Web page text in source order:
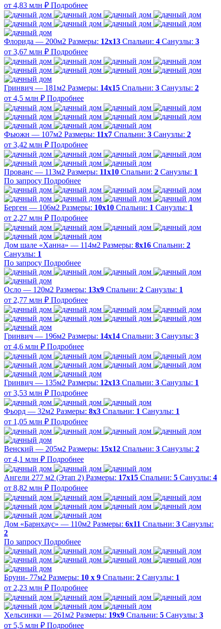
от 4,83 млн ₽ Подробнее
Флорида — 200м2 Размеры: 12х13 Спальни: 4 Санузлы: 3
от 3,67 млн ₽ Подробнее
Гринвич — 181м2 Размеры: 14х15 Спальни: 3 Санузлы: 2
от 4,5 млн ₽ Подробнее
Фьюжн — 107м2 Размеры: 11х7 Спальни: 3 Санузлы: 2
от 3,42 млн ₽ Подробнее
Прованс — 113м2 Размеры: 11х10 Спальни: 2 Санузлы: 1
По запросу Подробнее
Берген — 106м2 Размеры: 10х10 Спальни: 1 Санузлы: 1
от 2,27 млн ₽ Подробнее
Дом шале «Ханна» — 114м2 Размеры: 8х16 Спальни: 2
Санузлы: 1
По запросу Подробнее
Осло — 120м2 Размеры: 13х9 Спальни: 2 Санузлы: 1
от 2,77 млн ₽ Подробнее
Гринвич — 196м2 Размеры: 14х14 Спальни: 3 Санузлы: 3
от 4,6 млн ₽ Подробнее
Гринвич — 135м2 Размеры: 12х13 Спальни: 3 Санузлы: 1
от 3,53 млн ₽ Подробнее
Фьорд — 32м2 Размеры: 8х3 Спальни: 1 Санузлы: 1
от 1,05 млн ₽ Подробнее
Венский — 205м2 Размеры: 15х12 Спальни: 3 Санузлы: 2
от 4,1 млн ₽ Подробнее
Ангели 277 м2 (Этап 2) Размеры: 17х15 Спальни: 5 Санузлы: 4
от 8,82 млн ₽ Подробнее
Дом «Барнхаус» — 110м2 Размеры: 6х11 Спальни: 3 Санузлы:
2
По запросу Подробнее
Бруни- 77м2 Размеры: 10 х 9 Спальни: 2 Санузлы: 1
от 2,23 млн ₽ Подробнее
Хельсинки — 261м2 Размеры: 19х9 Спальни: 5 Санузлы: 3
от 5,5 млн ₽ Подробнее